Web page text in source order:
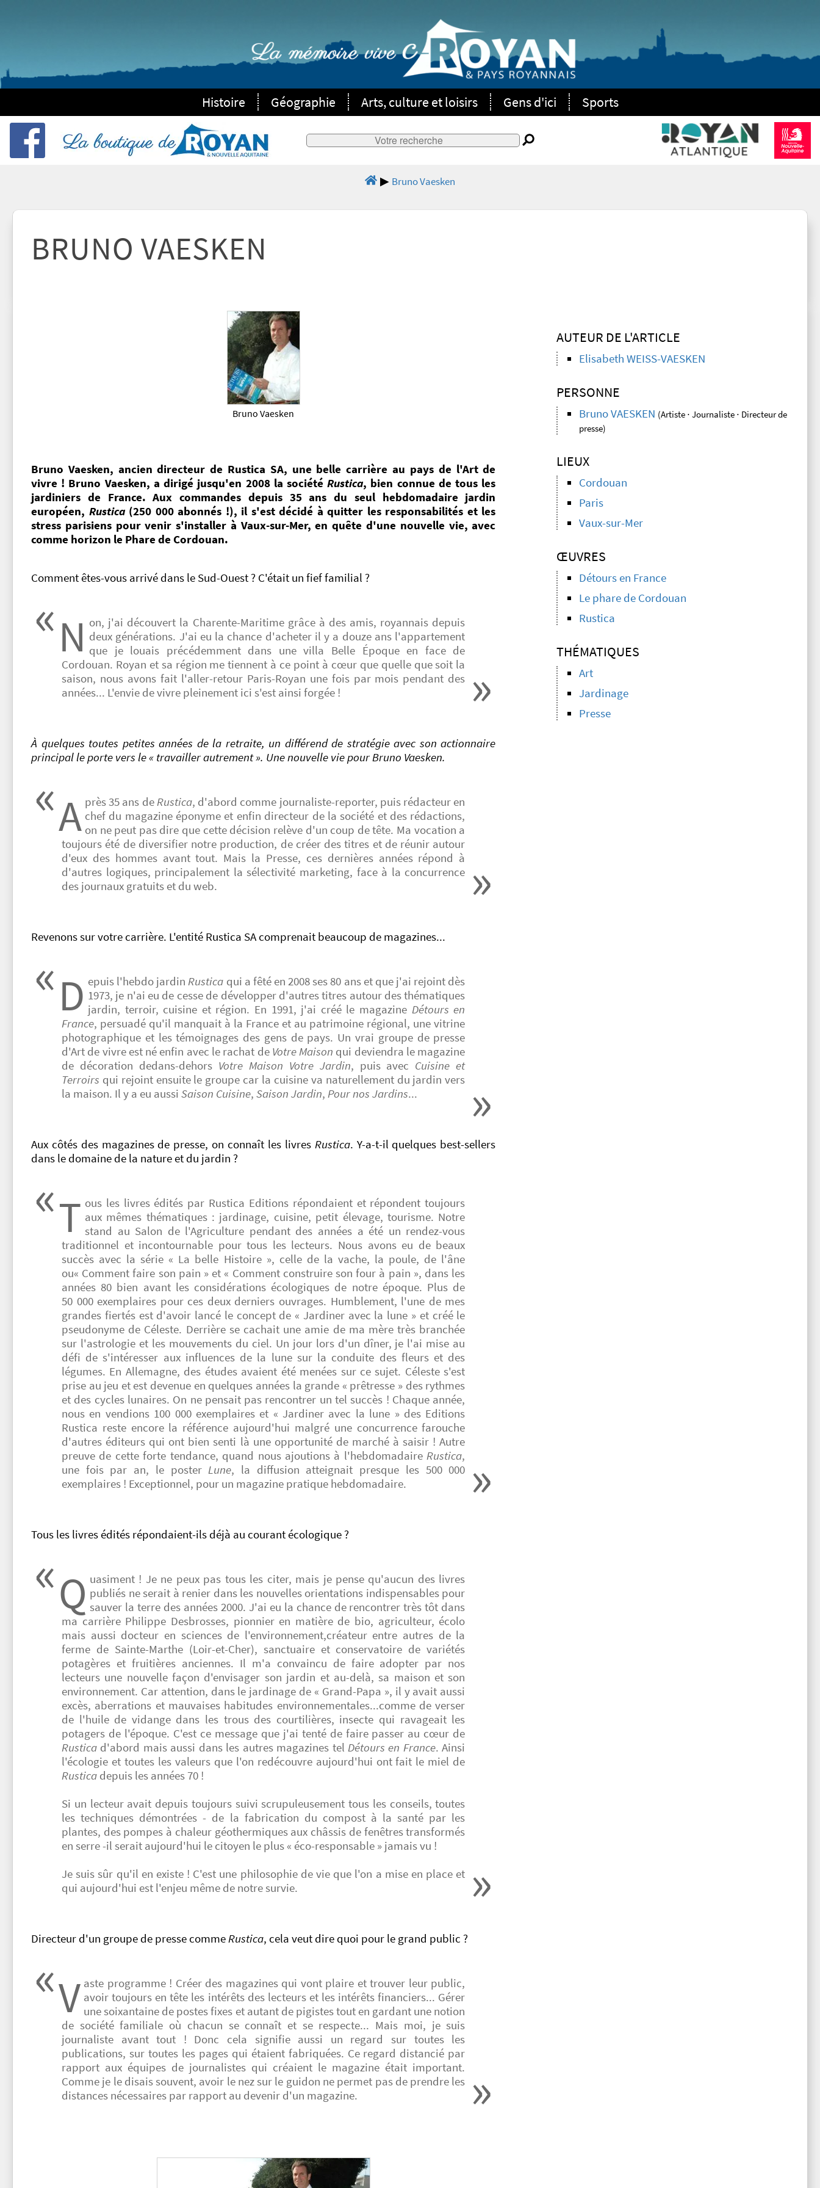
Histoire Géographie Arts, culture et loisirs Gens d'ici Sports
Bruno Vaesken
BRUNO VAESKEN
Bruno Vaesken
Bruno Vaesken, ancien directeur de Rustica SA, une belle carrière au pays de l'Art de
vivre ! Bruno Vaesken, a dirigé jusqu'en 2008 la sociétéRustica, bien connue de tous les
jardiniers de France. Aux commandes depuis 35 ans du seul hebdomadaire jardin
européen, Rustica(250 000 abonnés !), il s'est décidé à quitter les responsabilités et les
stress parisiens pour venir s'installer à Vaux-sur-Mer, en quête d'une nouvelle vie, avec
comme horizon le Phare de Cordouan.
Comment êtes-vous arrivé dans le Sud-Ouest ? C'était un fief familial ?
N on, j'ai découvert la Charente-Maritime grâce à des amis, royannais depuis
deux générations. J'ai eu la chance d'acheter il y a douze ans l'appartement
que je louais précédemment dans une villa Belle Époque en face de
Cordouan. Royan et sa région me tiennent à ce point à cœur que quelle que soit la
saison, nous avons fait l'aller-retour Paris-Royan une fois par mois pendant des
années... L'envie de vivre pleinement ici s'est ainsi forgée !
À quelques toutes petites années de la retraite, un différend de stratégie avec son actionnaire
principal le porte vers le « travailler autrement ». Une nouvelle vie pour Bruno Vaesken.
A près 35 ans deRustica, d'abord comme journaliste-reporter, puis rédacteur en
chef du magazine éponyme et enfin directeur de la société et des rédactions,
on ne peut pas dire que cette décision relève d'un coup de tête. Ma vocation a
toujours été de diversifier notre production, de créer des titres et de réunir autour
d'eux des hommes avant tout. Mais la Presse, ces dernières années répond à
d'autres logiques, principalement la sélectivité marketing, face à la concurrence
des journaux gratuits et du web.
Revenons sur votre carrière. L'entité Rustica SA comprenait beaucoup de magazines...
D epuis l'hebdo jardinRustica qui a fêté en 2008 ses 80 ans et que j'ai rejoint dès
1973, je n'ai eu de cesse de développer d'autres titres autour des thématiques
jardin, terroir, cuisine et région. En 1991, j'ai créé le magazine Détours en
France, persuadé qu'il manquait à la France et au patrimoine régional, une vitrine
photographique et les témoignages des gens de pays. Un vrai groupe de presse
d'Art de vivre est né enfin avec le rachat de Votre Maison qui deviendra le magazine
de décoration dedans-dehors Votre Maison Votre Jardin, puis avec Cuisine et
Terroirs qui rejoint ensuite le groupe car la cuisine va naturellement du jardin vers
la maison. Il y a eu aussi Saison Cuisine, Saison Jardin, Pour nos Jardins...
Aux côtés des magazines de presse, on connaît les livres Rustica. Y-a-t-il quelques best-sellers
dans le domaine de la nature et du jardin ?
T ous les livres édités par Rustica Editions répondaient et répondent toujours
aux mêmes thématiques : jardinage, cuisine, petit élevage, tourisme. Notre
stand au Salon de l'Agriculture pendant des années a été un rendez-vous
traditionnel et incontournable pour tous les lecteurs. Nous avons eu de beaux
succès avec la série « La belle Histoire », celle de la vache, la poule, de l'âne
ou« Comment faire son pain » et « Comment construire son four à pain », dans les
années 80 bien avant les considérations écologiques de notre époque. Plus de
50 000 exemplaires pour ces deux derniers ouvrages. Humblement, l'une de mes
grandes fiertés est d'avoir lancé le concept de « Jardiner avec la lune » et créé le
pseudonyme de Céleste. Derrière se cachait une amie de ma mère très branchée
sur l'astrologie et les mouvements du ciel. Un jour lors d'un dîner, je l'ai mise au
défi de s'intéresser aux influences de la lune sur la conduite des fleurs et des
légumes. En Allemagne, des études avaient été menées sur ce sujet. Céleste s'est
prise au jeu et est devenue en quelques années la grande « prêtresse » des rythmes
et des cycles lunaires. On ne pensait pas rencontrer un tel succès ! Chaque année,
nous en vendions 100 000 exemplaires et « Jardiner avec la lune » des Editions
Rustica reste encore la référence aujourd'hui malgré une concurrence farouche
d'autres éditeurs qui ont bien senti là une opportunité de marché à saisir ! Autre
preuve de cette forte tendance, quand nous ajoutions à l'hebdomadaireRustica,
une fois par an, le posterLune, la diffusion atteignait presque les 500 000
exemplaires ! Exceptionnel, pour un magazine pratique hebdomadaire.
Tous les livres édités répondaient-ils déjà au courant écologique ?
Q uasiment ! Je ne peux pas tous les citer, mais je pense qu'aucun des livres
publiés ne serait à renier dans les nouvelles orientations indispensables pour
sauver la terre des années 2000. J'ai eu la chance de rencontrer très tôt dans
ma carrière Philippe Desbrosses, pionnier en matière de bio, agriculteur, écolo
mais aussi docteur en sciences de l'environnement,créateur entre autres de la
ferme de Sainte-Marthe (Loir-et-Cher), sanctuaire et conservatoire de variétés
potagères et fruitières anciennes. Il m'a convaincu de faire adopter par nos
lecteurs une nouvelle façon d'envisager son jardin et au-delà, sa maison et son
environnement. Car attention, dans le jardinage de « Grand-Papa », il y avait aussi
excès, aberrations et mauvaises habitudes environnementales...comme de verser
de l'huile de vidange dans les trous des courtilières, insecte qui ravageait les
potagers de l'époque. C'est ce message que j'ai tenté de faire passer au cœur de
Rustica d'abord mais aussi dans les autres magazines tel Détours en France. Ainsi
l'écologie et toutes les valeurs que l'on redécouvre aujourd'hui ont fait le miel de
Rustica depuis les années 70 !
Si un lecteur avait depuis toujours suivi scrupuleusement tous les conseils, toutes
les techniques démontrées - de la fabrication du compost à la santé par les
plantes, des pompes à chaleur géothermiques aux châssis de fenêtres transformés
en serre -il serait aujourd'hui le citoyen le plus « éco-responsable » jamais vu !
Je suis sûr qu'il en existe ! C'est une philosophie de vie que l'on a mise en place et
qui aujourd'hui est l'enjeu même de notre survie.
Directeur d'un groupe de presse commeRustica, cela veut dire quoi pour le grand public ?
V aste programme ! Créer des magazines qui vont plaire et trouver leur public,
avoir toujours en tête les intérêts des lecteurs et les intérêts financiers... Gérer
une soixantaine de postes fixes et autant de pigistes tout en gardant une notion
de société familiale où chacun se connaît et se respecte... Mais moi, je suis
journaliste avant tout ! Donc cela signifie aussi un regard sur toutes les
publications, sur toutes les pages qui étaient fabriquées. Ce regard distancié par
rapport aux équipes de journalistes qui créaient le magazine était important.
Comme je le disais souvent, avoir le nez sur le guidon ne permet pas de prendre les
distances nécessaires par rapport au devenir d'un magazine.
AUTEUR DE L'ARTICLE
Elisabeth WEISS-VAESKEN
PERSONNE
Bruno VAESKEN (Artiste ⋅ Journaliste ⋅ Directeur de
presse)
LIEUX
Cordouan
Paris
Vaux-sur-Mer
ŒUVRES
Détours en France
Le phare de Cordouan
Rustica
THÉMATIQUES
Art
Jardinage
Presse